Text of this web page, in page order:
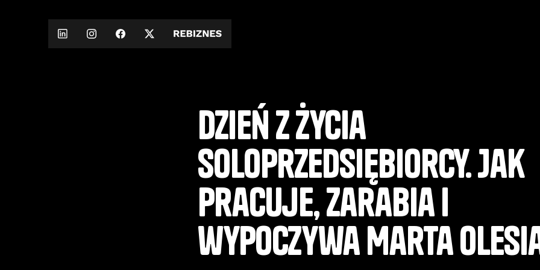
Dzień z życia
soloprzedsiębiorcy. Jak
pracuje, zarabia i
wypoczywa Marta